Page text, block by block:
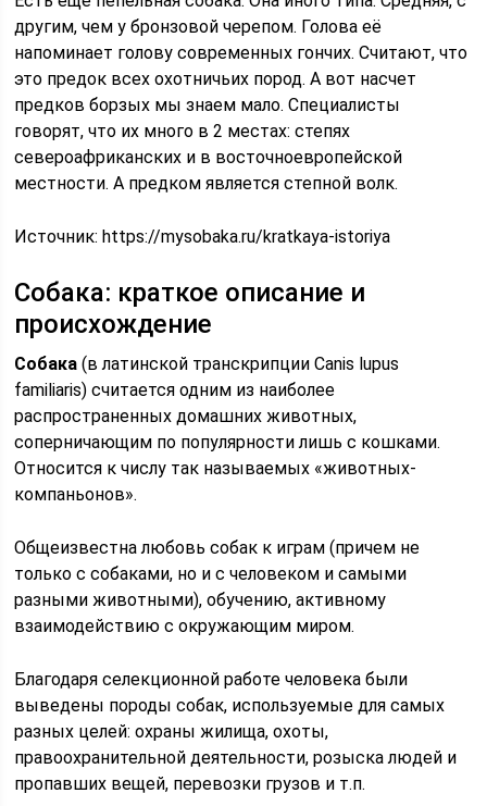
другим, чем у бронзовой черепом. Голова её
напоминает голову современных гончих. Считают, что
это предок всех охотничьих пород. А вот насчет
предков борзых мы знаем мало. Специалисты
говорят, что их много в 2 местах: степях
североафриканских и в восточноевропейской
местности. А предком является степной волк.
Источник:https://mysobaka.ru/kratkaya-istoriya
Собака: краткое описание и
происхождение
Собака (в латинской транскрипции Canis lupus
familiaris) считается одним из наиболее
распространенных домашних животных,
соперничающим по популярности лишь с кошками.
Относится к числу так называемых «животных-
компаньонов».
Общеизвестна любовь собак к играм (причем не
только с собаками, но и с человеком и самыми
разными животными), обучению, активному
взаимодействию с окружающим миром.
Благодаря селекционной работе человека были
выведены породы собак, используемые для самых
разных целей: охраны жилища, охоты,
правоохранительной деятельности, розыска людей и
пропавших вещей, перевозки грузов и т.п.